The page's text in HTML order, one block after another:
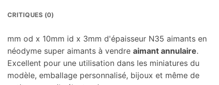
CRITIQUES (0)
mm od x 10mm id x 3mm d'épaisseur N35 aimants en
néodyme super aimants à vendre aimant annulaire.
Excellent pour une utilisation dans les miniatures du
modèle, emballage personnalisé, bijoux et même de